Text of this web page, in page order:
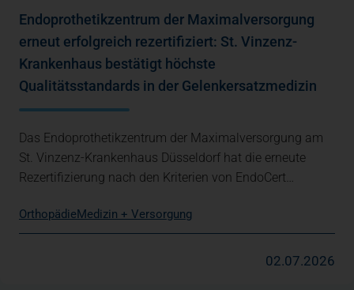
Endoprothetikzentrum der Maximalversorgung
erneut erfolgreich rezertifiziert: St. Vinzenz-
Krankenhaus bestätigt höchste
Qualitätsstandards in der Gelenkersatzmedizin
Das Endoprothetikzentrum der Maximalversorgung am
St. Vinzenz-Krankenhaus Düsseldorf hat die erneute
Rezertifizierung nach den Kriterien von EndoCert…
OrthopädieMedizin + Versorgung
02.07.2026